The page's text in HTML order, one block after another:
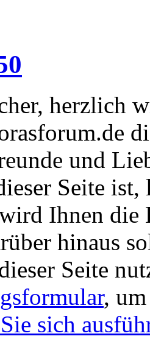
herzlich
und
Seite
Ihnen die
hinaus
Seite
,
sich